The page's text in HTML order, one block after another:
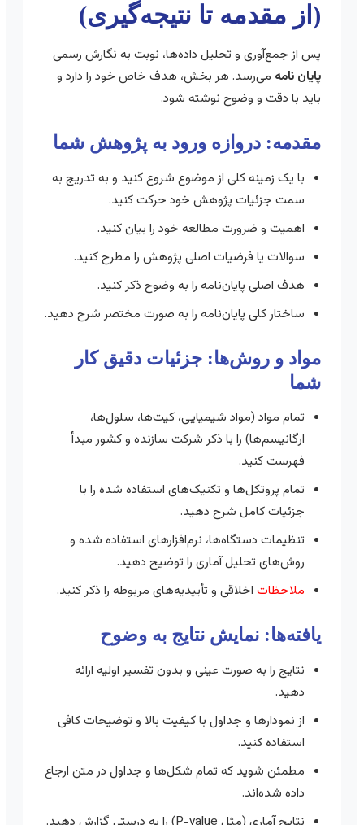
(از مقدمه تا نتیجه‌گیری)
پس از جمع‌آوری و تحلیل داده‌ها، نوبت به نگارش رسمی
پایان نامهمی‌رسد. هر بخش، هدف خاص خود را دارد و
باید با دقت و وضوح نوشته شود.
مقدمه: دروازه ورود به پژوهش شما
با یک زمینه کلی از موضوع شروع کنید و به تدریج به
سمت جزئیات پژوهش خود حرکت کنید.
اهمیت و ضرورت مطالعه خود را بیان کنید.
سوالات یا فرضیات اصلی پژوهش را مطرح کنید.
هدف اصلی پایان‌نامه را به وضوح ذکر کنید.
ساختار کلی پایان‌نامه را به صورت مختصر شرح دهید.
مواد و روش‌ها: جزئیات دقیق کار
شما
تمام مواد (مواد شیمیایی، کیت‌ها، سلول‌ها،
ارگانیسم‌ها) را با ذکر شرکت سازنده و کشور مبدأ
فهرست کنید.
تمام پروتکل‌ها و تکنیک‌های استفاده شده را با
جزئیات کامل شرح دهید.
تنظیمات دستگاه‌ها، نرم‌افزارهای استفاده شده و
روش‌های تحلیل آماری را توضیح دهید.
ملاحظاتاخلاقی و تأییدیه‌های مربوطه را ذکر کنید.
یافته‌ها: نمایش نتایج به وضوح
نتایج را به صورت عینی و بدون تفسیر اولیه ارائه
دهید.
از نمودارها و جداول با کیفیت بالا و توضیحات کافی
استفاده کنید.
مطمئن شوید که تمام شکل‌ها و جداول در متن ارجاع
داده شده‌اند.